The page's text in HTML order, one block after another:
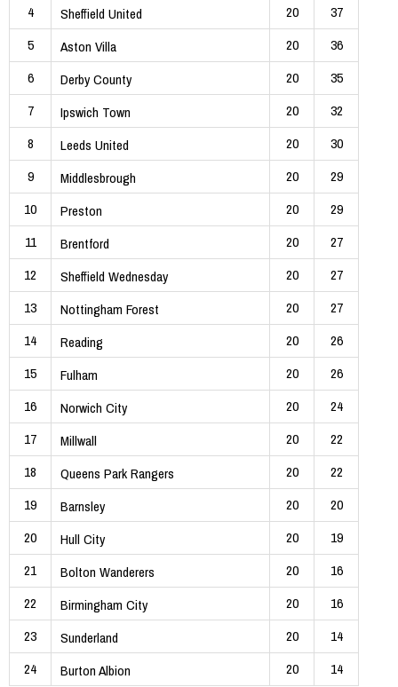
4
Sheffield United 20
37
5
Aston Villa 20
36
6
Derby County 20
35
7
Ipswich Town 20
32
8
Leeds United 20
30
9
Middlesbrough 20
29
10
Preston 20
29
11
Brentford 20
27
12
Sheffield Wednesday 20
27
13
Nottingham Forest 20
27
14
Reading 20
26
15
Fulham 20
26
16
Norwich City 20
24
17
Millwall 20
22
18
Queens Park Rangers 20
22
19
Barnsley 20
20
20
Hull City 20
19
21
Bolton Wanderers 20
16
22
Birmingham City 20
16
23
Sunderland 20
14
24
Burton Albion 20 14